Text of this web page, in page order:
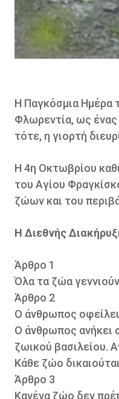
Η Παγκόσμια Ημέρα
Φλωρεντία, ως ένας
τότε, η γιορτή
Η 4η Οκτωβρίου
του Αγίου
ζώων και του
H Διεθνής
Άρθρο 1
Όλα τα ζώα
Άρθρο 2
Ο άνθρωπος
Ο άνθρωπος ανήκει
ζωικού βασιλείου.
Κάθε ζώο
Άρθρο 3
Κανένα ζώο δεν